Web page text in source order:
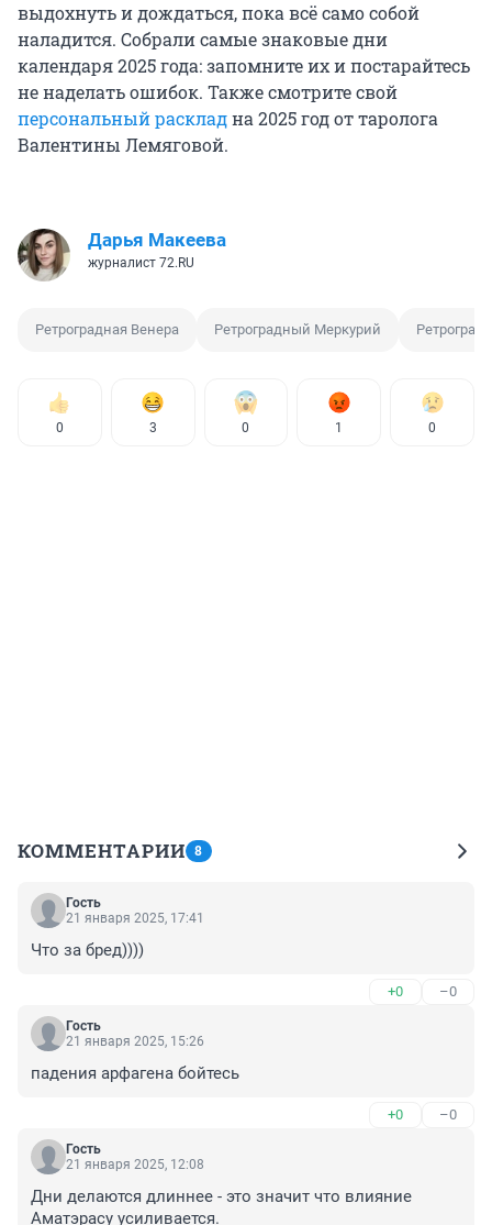
выдохнуть и дождаться, пока всё само собой
наладится. Собрали самые знаковые дни
календаря 2025 года: запомните их и постарайтесь
не наделать ошибок. Также смотрите свой
персональный раскладна 2025 год от таролога
Валентины Лемяговой.
Дарья Макеева
журналист 72.RU
Ретроградная Венера Ретроградный Меркурий
0 3 0 1 0
КОММЕНТАРИИ 8
Гость
21 января 2025, 17:41
Что за бред))))
+0 –0
Гость
21 января 2025, 15:26
падения арфагена бойтесь
+0 –0
Гость
21 января 2025, 12:08
Дни делаются длиннее - это значит что влияние
Аматэрасу усиливается.